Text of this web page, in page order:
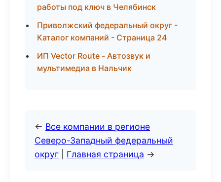
работы под ключ в Челябинск
Приволжский федеральный округ -
Каталог компаний - Страница 24
ИП Vector Route - Автозвук и
мультимедиа в Нальчик
← Все компании в регионе
Северо-Западный федеральный
округ
Главная страница →